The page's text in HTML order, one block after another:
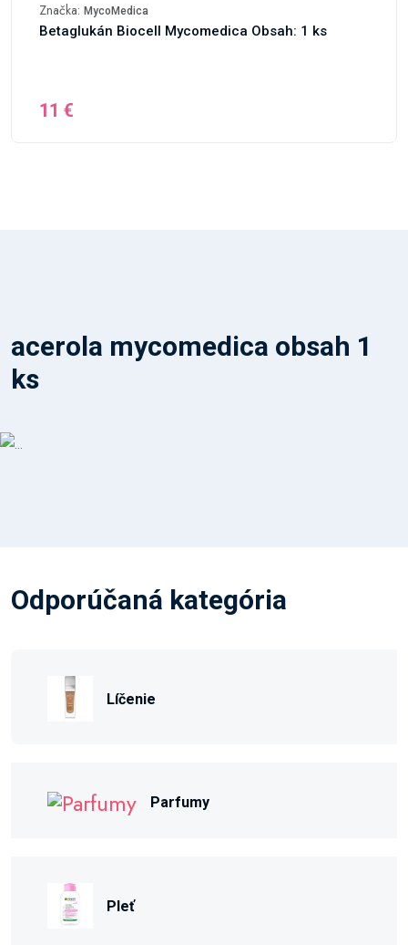
Značka: MycoMedica
Betaglukán Biocell Mycomedica Obsah: 1 ks
11 €
acerola mycomedica obsah 1
ks
Odporúčaná kategória
Líčenie
Parfumy
Pleť